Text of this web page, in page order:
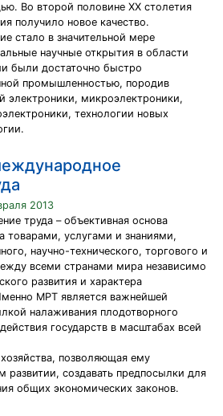
Во второй половине XX столетия
получило новое качество.
стало в значительной мере
научные открытия в области
были достаточно быстро
промышленностью, породив
электроники, микроэлектроники,
технологии новых
2013
труда – объективная основа
товарами, услугами и знаниями,
научно-технического, торгового и
всеми странами мира независимо
развития и характера
МРТ является важнейшей
налаживания плодотворного
государств в масштабах всей
позволяющая ему
развитии, создавать предпосылки для
общих экономических законов.